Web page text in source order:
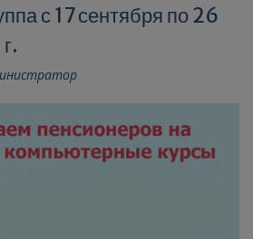
с 17 сентября по 26